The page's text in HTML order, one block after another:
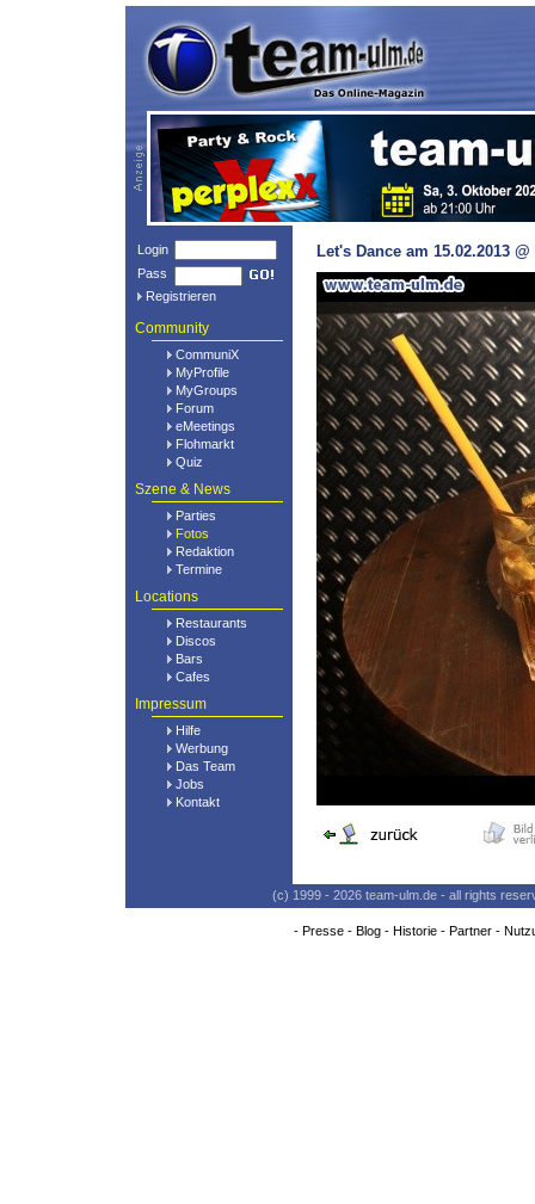
Login
Pass
Registrieren
Community
CommuniX
MyProfile
MyGroups
Forum
eMeetings
Flohmarkt
Quiz
Szene & News
Parties
Fotos
Redaktion
Termine
Locations
Restaurants
Discos
Bars
Cafes
Impressum
Hilfe
Werbung
Das Team
Jobs
Kontakt
Let's Dance am 15.02.2013
(c) 1999 - 2026 team-ulm.de - all rights
- Presse- Blog- Historie- Partner-